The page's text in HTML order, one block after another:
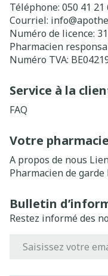
Téléphone: 050 41 21
Courriel: info@
Numéro de licence:
Pharmacien
Numéro TVA:
Service à la
FAQ
Votre pharmacie
A propos de nous
Pharmacien de garde
Bulletin
Restez informé des